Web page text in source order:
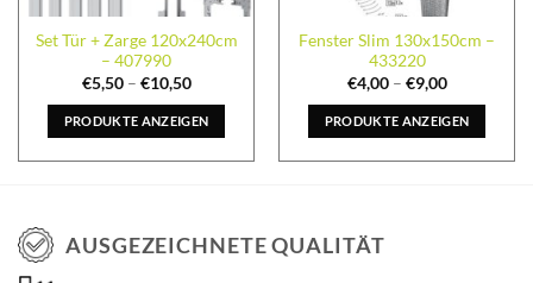
Set Tür + Zarge 120x240cm
– 407990
€5,50– €10,50
PRODUKTE ANZEIGEN
Fenster Slim 130x150cm –
433220
€4,00– €9,00
PRODUKTE ANZEIGEN
AUSGEZEICHNETE QUALITÄT